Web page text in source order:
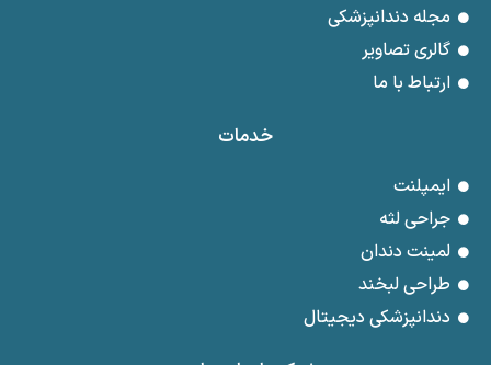
مجله دندانپزشکی
گالری تصاویر
ارتباط با ما
خدمات
ایمپلنت
جراحی لثه
لمینت دندان
طراحی لبخند
دندانپزشکی دیجیتال